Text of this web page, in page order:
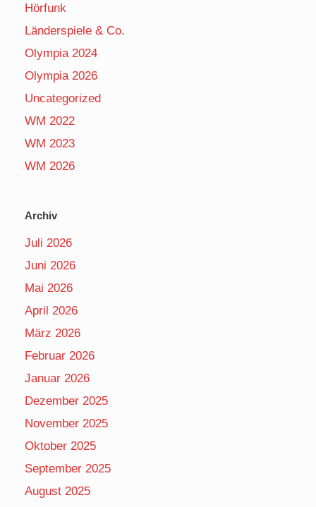
Hörfunk
Länderspiele & Co.
Olympia 2024
Olympia 2026
Uncategorized
WM 2022
WM 2023
WM 2026
Archiv
Juli 2026
Juni 2026
Mai 2026
April 2026
März 2026
Februar 2026
Januar 2026
Dezember 2025
November 2025
Oktober 2025
September 2025
August 2025